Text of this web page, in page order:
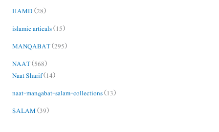
HAMD(28)
islamic articals(15)
MANQABAT(295)
NAAT(568)
Naat Sharif(14)
naat-manqabat-salam-collections(13)
SALAM(39)